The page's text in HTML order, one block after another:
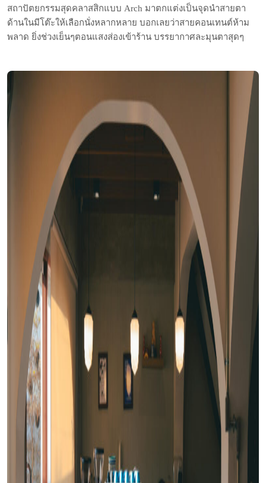
สถาปัตยกรรมสุดคลาสสิกแบบ Arch มาตกแต่งเป็นจุดนำสายตา
ด้านในมีโต๊ะให้เลือกนั่งหลากหลาย บอกเลยว่าสายคอนเทนต์ห้าม
พลาด ยิ่งช่วงเย็นๆตอนแสงส่องเข้าร้าน บรรยากาศละมุนตาสุดๆ